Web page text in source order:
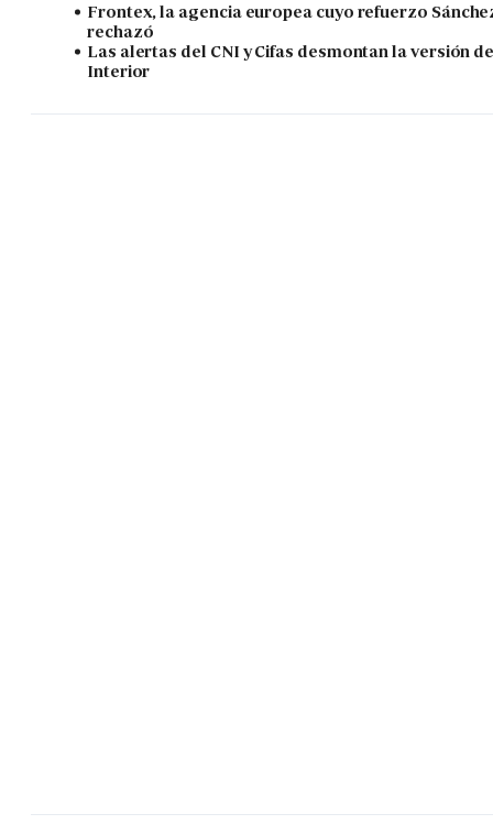
Frontex, la agencia europea cuyo refuerzo
rechazó
Las alertas del CNI y Cifas desmontan la versión
Interior